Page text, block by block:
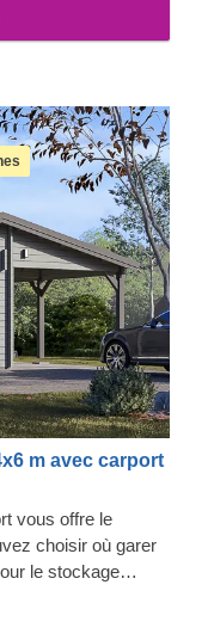
m avec carport
vous offre le
choisir où garer
le stockage
vous n'aurez
espace de